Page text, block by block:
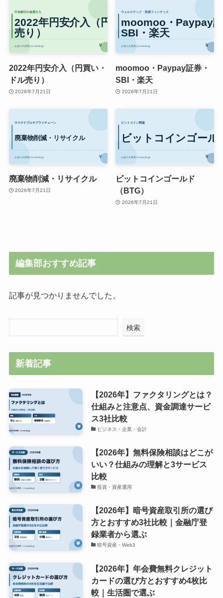
2022年円安介入（円買い・
ドル売り）
2026年7月21日
moomoo・Paypay証券・
SBI・楽天
2026年7月21日
廃棄物削減・リサイクル
2026年7月21日
ビットコインゴールド
（BTG）
2026年7月21日
編集部おすすめ記事
記事が見つかりませんでした。
検索
新着記事
【2026年】ファクタリングとは？
仕組みと注意点、資金調達サービ
ス3社比較
ビジネス・企業・会計
【2026年】無料保険相談はどこが
いい？仕組みの理解と3サービス
比較
投資・資産運用
【2026年】暗号資産取引所の選び
方とおすすめ3社比較｜金融庁登
録業者から選ぶ
暗号資産・Web3
【2026年】年会費無料クレジット
カードの選び方とおすすめ4枚比
較｜生活圏で選ぶ